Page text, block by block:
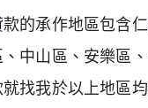
的承作地區包含
中山區、安樂區
找我於以上地區